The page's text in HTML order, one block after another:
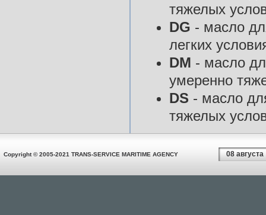
тяжелых
DG - масло
легких
DM - масло
умеренно
DS - масло
тяжелых
Copyright © 2005-2021 TRANS-SERVICE MARITIME AGENCY 08 августа